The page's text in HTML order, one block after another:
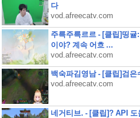
다
vod.afreecatv.com
주륵주륵르르 - [클립]띵귤
이야? 계속 어흐 ...
vod.afreecatv.com
백숙파김영남 - [클립]검은
vod.afreecatv.com
네거티브. - [클립]? API 도